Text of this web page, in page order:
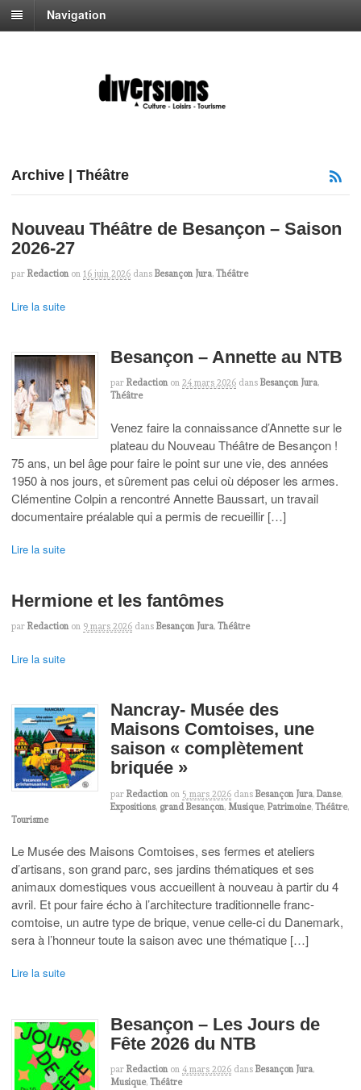
Navigation
Archive | Théâtre
Nouveau Théâtre de Besançon – Saison
2026-27
par Redaction on 16 juin 2026 dans Besançon Jura, Théâtre
Lire la suite
Besançon – Annette au NTB
par Redaction on 24 mars 2026 dans Besançon Jura,
Théâtre
Venez faire la connaissance d’Annette sur le
plateau du Nouveau Théâtre de Besançon !
75 ans, un bel âge pour faire le point sur une vie, des années
1950 à nos jours, et sûrement pas celui où déposer les armes.
Clémentine Colpin a rencontré Annette Baussart, un travail
documentaire préalable qui a permis de recueillir […]
Lire la suite
Hermione et les fantômes
par Redaction on 9 mars 2026 dans Besançon Jura, Théâtre
Lire la suite
Nancray- Musée des
Maisons Comtoises, une
saison « complètement
briquée »
par Redaction on 5 mars 2026 dans Besançon Jura, Danse,
Expositions, grand Besançon, Musique, Patrimoine, Théâtre,
Tourisme
Le Musée des Maisons Comtoises, ses fermes et ateliers
d’artisans, son grand parc, ses jardins thématiques et ses
animaux domestiques vous accueillent à nouveau à partir du 4
avril. Et pour faire écho à l’architecture traditionnelle franc-
comtoise, un autre type de brique, venue celle-ci du Danemark,
sera à l’honneur toute la saison avec une thématique […]
Lire la suite
Besançon – Les Jours de
Fête 2026 du NTB
par Redaction on 4 mars 2026 dans Besançon Jura,
Musique, Théâtre